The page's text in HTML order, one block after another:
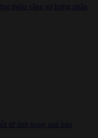
thiếu vắng sự hưng phấn
từ tình trạng quá bán